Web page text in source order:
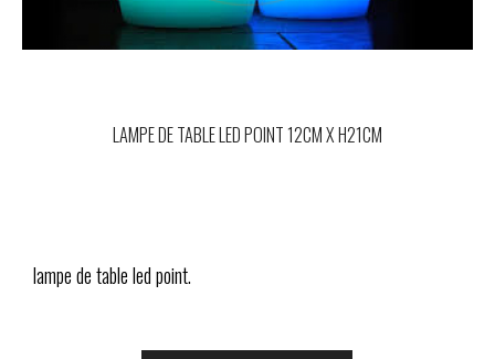
LAMPE DE TABLE LED POINT 12CM X H21CM
lampe de table led point.